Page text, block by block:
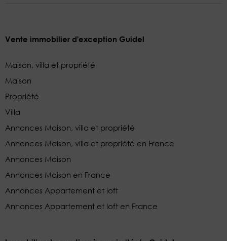
Vente immobilier d'exception Guidel
Maison, villa et propriété
Maison
Propriété
Villa
Annonces Maison, villa et propriété
Annonces Maison, villa et propriété en France
Annonces Maison
Annonces Maison en France
Annonces Appartement et loft
Annonces Appartement et loft en France